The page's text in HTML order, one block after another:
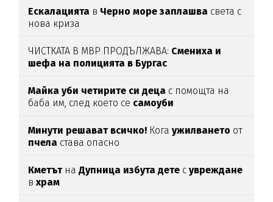
Ескалацията в Черно море заплашва света с
нова криза
ЧИСТКАТА В МВР ПРОДЪЛЖАВА: Смениха и
шефа на полицията в Бургас
Майка уби четирите си деца с помощта на
баба им, след което се самоуби
Минути решават всичко! Когаужилването от
пчела става опасно
Кметът наДупница избута дете сувреждане
вхрам